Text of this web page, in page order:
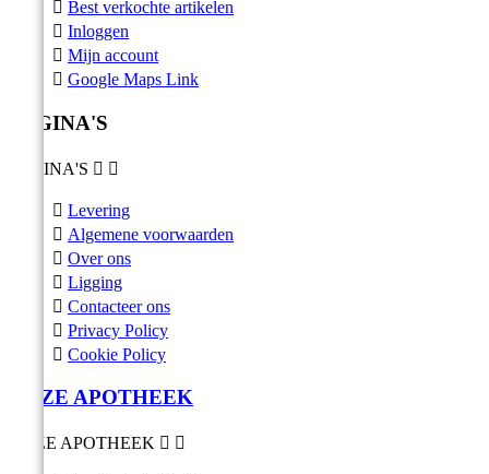
 Best verkochte artikelen
 Inloggen
 Mijn account
 Google Maps Link
PAGINA'S
PAGINA'S  
 Levering
 Algemene voorwaarden
 Over ons
 Ligging
 Contacteer ons
 Privacy Policy
 Cookie Policy
ONZE APOTHEEK
ONZE APOTHEEK  